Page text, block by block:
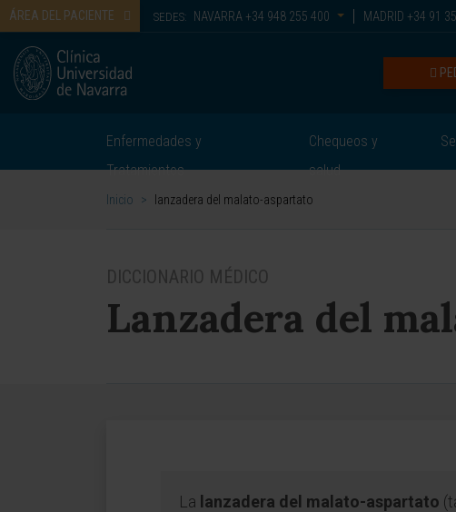
ÁREA DEL PACIENTE SEDES: NAVARRA +34 948 255 400 MADRID +34 91
Enfermedades y
Tratamientos
Chequeos y
salud
Inicio > lanzadera del malato-aspartato
DICCIONARIO MÉDICO
Lanzadera del
La lanzadera del malato-aspartato